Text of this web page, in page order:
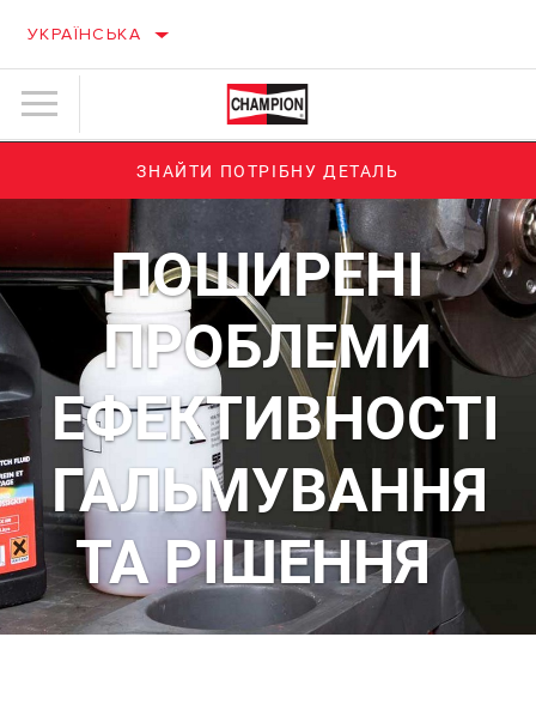
УКРАЇНСЬКА
ЗНАЙТИ ПОТРІБНУ ДЕТАЛЬ
ПОШИРЕНІ
ПРОБЛЕМИ
ЕФЕКТИВНОСТІ
ГАЛЬМУВАННЯ
ТА РІШЕННЯ